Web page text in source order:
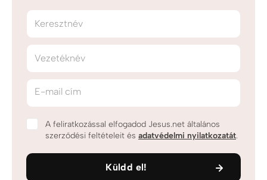
Keresztnév
Vezetéknév
E-mail cím
A feliratkozással elfogadod Jesus.net általános
szerződési feltételeit és adatvédelmi nyilatkozatát.
Küldd el!